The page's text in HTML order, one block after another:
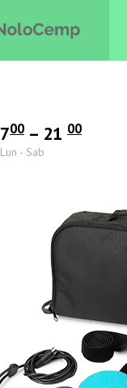
700 – 21 00
Lun - Sab